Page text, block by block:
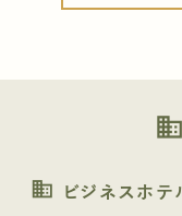
business
business ビジネスホテ